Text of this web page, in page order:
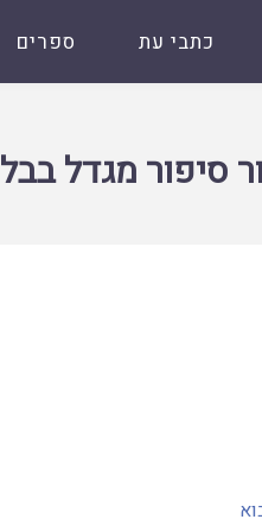
כתבי עת ספרים
סיפור מגדל בבל